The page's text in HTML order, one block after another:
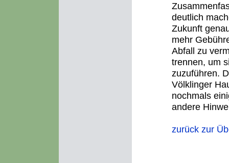
deutlich
Zukunft
mehr
Abfall zu
trennen, um
zuzuführen.
Völklinger
nochmals
andere
zurück zur